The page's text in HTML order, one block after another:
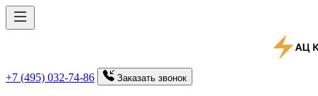
+7 (495) 032-74-86 Заказать звонок